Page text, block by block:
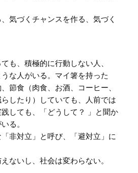
気づくチャンスを作る、気づく
も、積極的に行動しない人、
うな人がいる。マイ箸を持った
節食（肉食、お酒、コーヒー、
したり）していても、人前では
しても、「どうして？ 」と聞か
る。
非対立」と呼び、「避対立」に
ないし、社会は変わらない。